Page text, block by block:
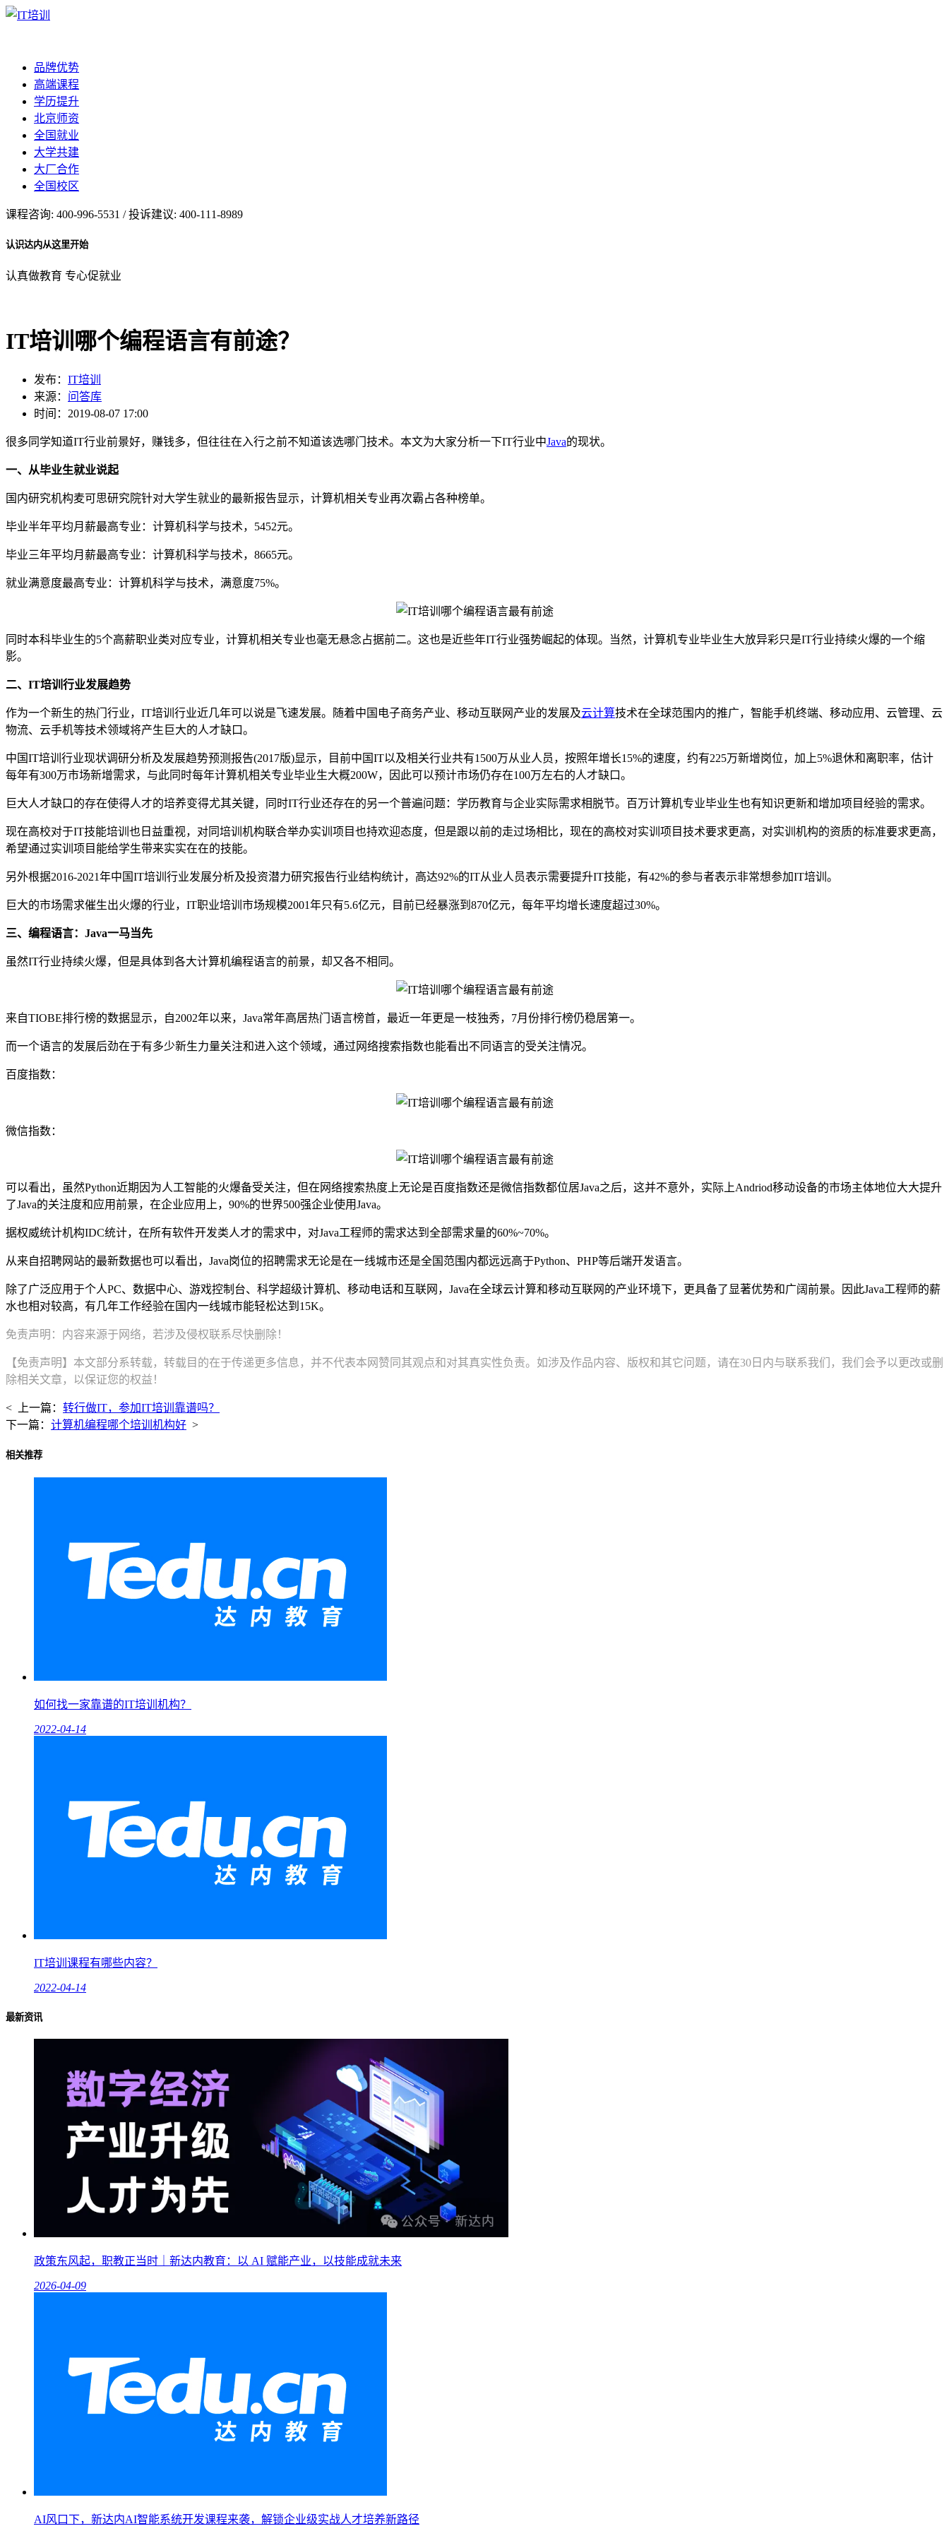
品牌优势
高端课程
学历提升
北京师资
全国就业
大学共建
大厂合作
全国校区
课程咨询: 400-996-5531 / 投诉建议: 400-111-8989
认识达内从这里开始
认真做教育 专心促就业
IT培训哪个编程语言有前途？
发布： IT培训
来源： 问答库
时间：2019-08-07 17:00
很多同学知道IT行业前景好，赚钱多，但往往在入行之前不知道该选哪门技术。本文为大家分析一下IT行业中Java的现状。
一、从毕业生就业说起
国内研究机构麦可思研究院针对大学生就业的最新报告显示，计算机相关专业再次霸占各种榜单。
毕业半年平均月薪最高专业：计算机科学与技术，5452元。
毕业三年平均月薪最高专业：计算机科学与技术，8665元。
就业满意度最高专业：计算机科学与技术，满意度75%。
同时本科毕业生的5个高薪职业类对应专业，计算机相关专业也毫无悬念占据前二。这也是近些年IT行业强势崛起的体现。当然，计算机专业毕业生大放异彩只是IT行业持续火爆的一个缩
影。
二、IT培训行业发展趋势
作为一个新生的热门行业，IT培训行业近几年可以说是飞速发展。随着中国电子商务产业、移动互联网产业的发展及云计算技术在全球范围内的推广，智能手机终端、移动应用、云管理、云
物流、云手机等技术领域将产生巨大的人才缺口。
中国IT培训行业现状调研分析及发展趋势预测报告(2017版)显示，目前中国IT以及相关行业共有1500万从业人员，按照年增长15%的速度，约有225万新增岗位，加上5%退休和离职率，估计
每年有300万市场新增需求，与此同时每年计算机相关专业毕业生大概200W，因此可以预计市场仍存在100万左右的人才缺口。
巨大人才缺口的存在使得人才的培养变得尤其关键，同时IT行业还存在的另一个普遍问题：学历教育与企业实际需求相脱节。百万计算机专业毕业生也有知识更新和增加项目经验的需求。
现在高校对于IT技能培训也日益重视，对同培训机构联合举办实训项目也持欢迎态度，但是跟以前的走过场相比，现在的高校对实训项目技术要求更高，对实训机构的资质的标准要求更高，
希望通过实训项目能给学生带来实实在在的技能。
另外根据2016-2021年中国IT培训行业发展分析及投资潜力研究报告行业结构统计，高达92%的IT从业人员表示需要提升IT技能，有42%的参与者表示非常想参加IT培训。
巨大的市场需求催生出火爆的行业，IT职业培训市场规模2001年只有5.6亿元，目前已经暴涨到870亿元，每年平均增长速度超过30%。
三、编程语言：Java一马当先
虽然IT行业持续火爆，但是具体到各大计算机编程语言的前景，却又各不相同。
来自TIOBE排行榜的数据显示，自2002年以来，Java常年高居热门语言榜首，最近一年更是一枝独秀，7月份排行榜仍稳居第一。
而一个语言的发展后劲在于有多少新生力量关注和进入这个领域，通过网络搜索指数也能看出不同语言的受关注情况。
百度指数：
微信指数：
可以看出，虽然Python近期因为人工智能的火爆备受关注，但在网络搜索热度上无论是百度指数还是微信指数都位居Java之后，这并不意外，实际上Andriod移动设备的市场主体地位大大提升
了Java的关注度和应用前景，在企业应用上，90%的世界500强企业使用Java。
据权威统计机构IDC统计，在所有软件开发类人才的需求中，对Java工程师的需求达到全部需求量的60%~70%。
从来自招聘网站的最新数据也可以看出，Java岗位的招聘需求无论是在一线城市还是全国范围内都远远高于Python、PHP等后端开发语言。
除了广泛应用于个人PC、数据中心、游戏控制台、科学超级计算机、移动电话和互联网，Java在全球云计算和移动互联网的产业环境下，更具备了显著优势和广阔前景。因此Java工程师的薪
水也相对较高，有几年工作经验在国内一线城市能轻松达到15K。
免责声明：内容来源于网络，若涉及侵权联系尽快删除！
【免责声明】本文部分系转载，转载目的在于传递更多信息，并不代表本网赞同其观点和对其真实性负责。如涉及作品内容、版权和其它问题，请在30日内与联系我们，我们会予以更改或删
除相关文章，以保证您的权益！
< 上一篇： 转行做IT，参加IT培训靠谱吗？
下一篇： 计算机编程哪个培训机构好 >
相关推荐
如何找一家靠谱的IT培训机构？
2022-04-14
IT培训课程有哪些内容？
2022-04-14
最新资讯
政策东风起，职教正当时｜新达内教育：以 AI 赋能产业，以技能成就未来
2026-04-09
AI风口下，新达内AI智能系统开发课程来袭，解锁企业级实战人才培养新路径